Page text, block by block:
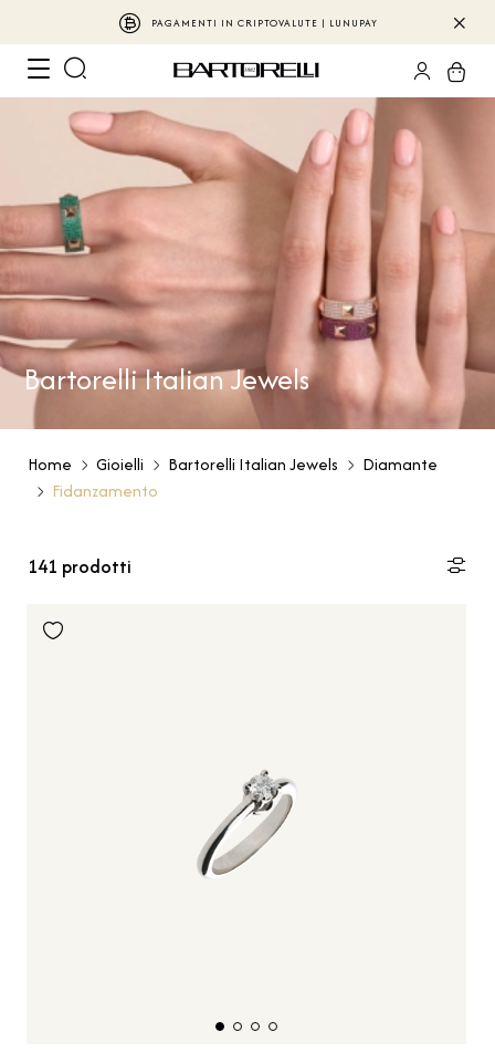
PAGAMENTI IN CRIPTOVALUTE | LUNUPAY
Bartorelli Italian Jewels
Home Gioielli Bartorelli Italian Jewels
Diamante
Fidanzamento
141 prodotti